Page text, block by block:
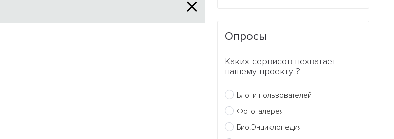
Опросы
Каких сервисов нехватает
нашему проекту ?
Блоги пользователей
Фотогалерея
Био.Энциклопедия